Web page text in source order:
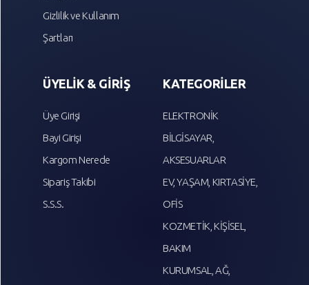
Gizlilik ve Kullanım
Şartları
ÜYELİK & GİRİŞ
Üye Girişi
Bayi Girişi
Kargom Nerede
Sipariş Takibi
S.S.S.
KATEGORİLER
ELEKTRONİK
BİLGİSAYAR,
AKSESUARLAR
EV, YAŞAM, KIRTASİYE,
OFİS
KOZMETİK, KİŞİSEL,
BAKIM
KURUMSAL, AĞ,